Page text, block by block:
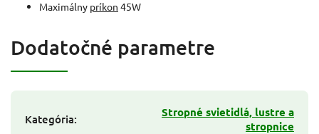
Maximálny príkon 45W
Dodatočné parametre
Kategória:
Stropné svietidlá, lustre a
stropnice